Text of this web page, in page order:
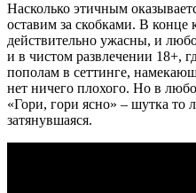
Насколько этичным
оставим за скобками. В конце
действительно ужасны, и
и в чистом развлечении 18+,
пополам в сеттинге,
нет ничего плохого. Но в
«Гори, гори ясно» – шутка то
затянувшаяся.